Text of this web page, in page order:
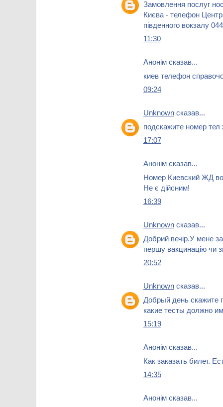
Замовлення послуг
Києва - телефон
південного вокзалу
11:30
Анонім сказав...
киев телефон
09:24
Unknownсказав...
подскажите номер
17:07
Анонім сказав...
Номер Киевский ЖД
Не є дійсним!
16:39
Unknownсказав...
Добрий вечір.У мене
першу вакцинацію чи
20:52
Unknownсказав...
Добрый день скажите
какие тесты должно
15:19
Анонім сказав...
Как заказать билет.
14:35
Анонім сказав...